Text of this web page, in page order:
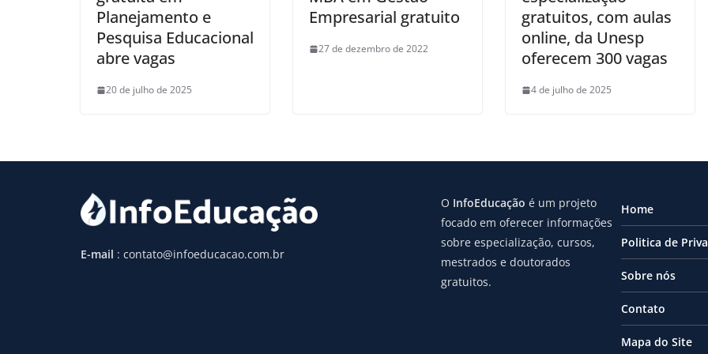
Planejamento e
Pesquisa Educacional
abre vagas
20 de julho de 2025
Empresarial gratuito
27 de dezembro de 2022
gratuitos, com aulas
online, da Unesp
oferecem 300 vagas
4 de julho de 2025
E-mail : contato@infoeducacao.com.br
O InfoEducação é um projeto
focado em oferecer informações
sobre especialização, cursos,
mestrados e doutorados
gratuitos.
Home
Politica de
Sobre nós
Contato
Mapa do Site